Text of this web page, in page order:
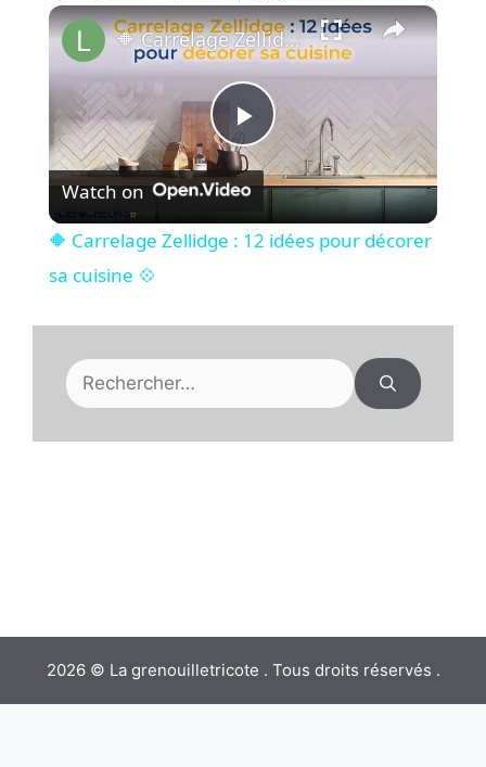
×
P
V
o
🔶 Carrelage Zellidge : 12 idées pour décorer sa cuisine 💠
Watch on
🔶 Carrelage Zellidge : 12 idées pour décorer
sa cuisine 💠
Rechercher :
2026 © La grenouilletricote . Tous droits réservés .